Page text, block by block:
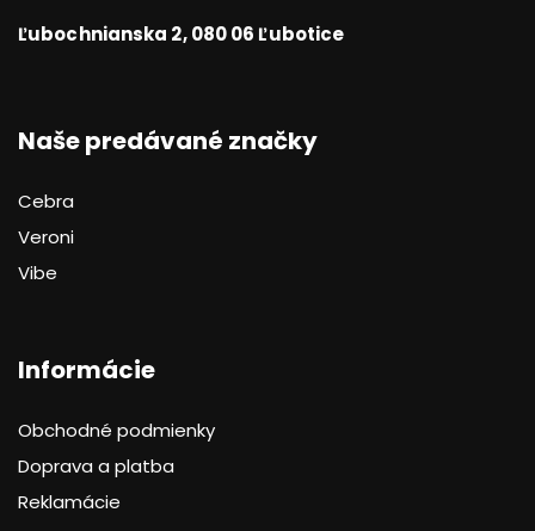
Ľubochnianska 2, 080 06 Ľubotice
Naše predávané značky
Cebra
Veroni
Vibe
Informácie
Obchodné podmienky
Doprava a platba
Reklamácie